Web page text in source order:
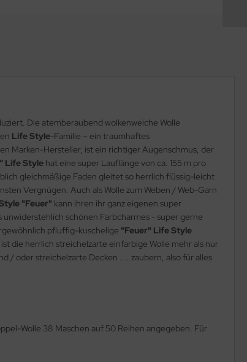
Die atemberaubend wolkenweiche Wolle
Life Style-Familie – ein traumhaftes
Marken-Hersteller, ist ein richtiger Augenschmus, der
Life Style hat eine super Lauflänge von ca. 155 m pro
gleichmäßige Faden gleitet so herrlich flüssig-leicht
Vergnügen. Auch als Wolle zum Weben / Web-Garn
"Feuer" kann ihren ihr ganz eigenen super
schönen Farbcharmes - super gerne
pfluffig-kuschelige "Feuer" Life Style
die herrlich streichelzarte einfarbige Wolle mehr als nur
/ oder streichelzarte Decken .... zaubern, also für alles
Wolle 38 Maschen auf 50 Reihen angegeben. Für